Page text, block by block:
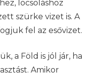
locsoláshoz
szürke vizet is. A
fel az esővizet.
a Föld is jól jár, ha
Amikor